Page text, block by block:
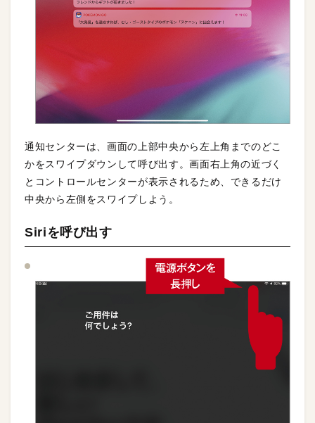
通知センターは、画面の上部中央から左上角までのどこ
かをスワイプダウンして呼び出す。画面右上角の近づく
とコントロールセンターが表示されるため、できるだけ
中央から左側をスワイプしよう。
Siriを呼び出す